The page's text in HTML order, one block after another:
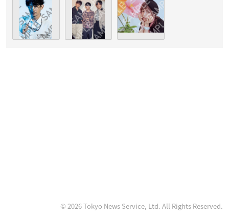
© 2026 Tokyo News Service, Ltd. All Rights Reserved.